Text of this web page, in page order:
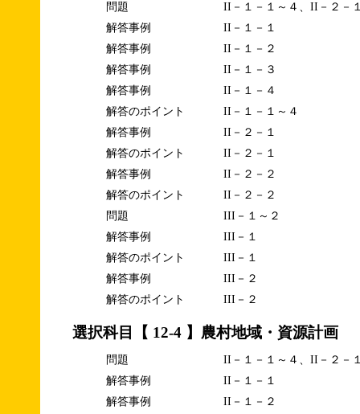
問題
II－１－１～４、II－２－
解答事例
II－１－１
解答事例
II－１－２
解答事例
II－１－３
解答事例
II－１－４
解答のポイント
II－１－１～４
解答事例
II－２－１
解答のポイント
II－２－１
解答事例
II－２－２
解答のポイント
II－２－２
問題
III－１～２
解答事例
III－１
解答のポイント
III－１
解答事例
III－２
解答のポイント
III－２
選択科目【 12-4 】農村地域・資源計画
問題
II－１－１～４、II－２－
解答事例
II－１－１
解答事例
II－１－２